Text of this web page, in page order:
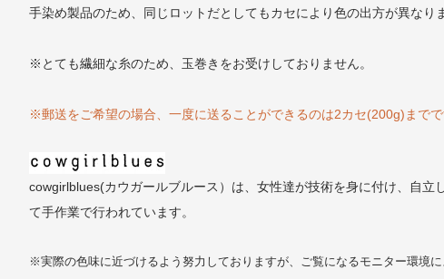
手染め製品のため、同じロットだとしてもカセにより色の出方が異な
※とても繊細な糸のため、玉巻きをお受けしておりません。
※郵送をご希望の場合、一度に送ることができるのは2カセ(200g)までで
cowgirlblues(カウガールブルース）は、女性達が技術を身に付け、自
て手作業で行われています。
※実際の色味に近づけるよう努力しておりますが、ご覧になるモニター環境